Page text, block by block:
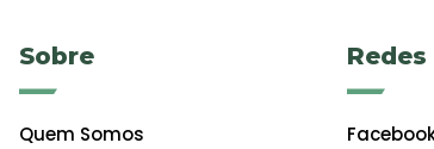
Sobre
Quem Somos